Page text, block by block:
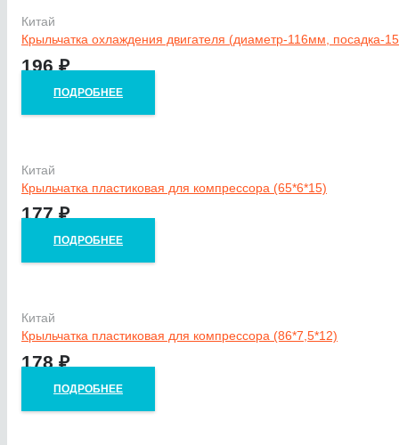
Китай
Крыльчатка охлаждения двигателя (диаметр-116мм, посадка-
196₽
ПОДРОБНЕЕ
Китай
Крыльчатка пластиковая для компрессора (65*6*15)
177₽
ПОДРОБНЕЕ
Китай
Крыльчатка пластиковая для компрессора (86*7,5*12)
178₽
ПОДРОБНЕЕ